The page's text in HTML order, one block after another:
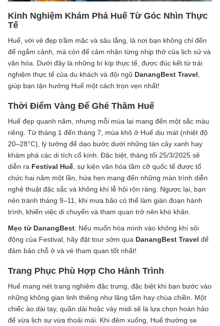
Kinh Nghiệm Khám Phá Huế Từ Góc Nhìn Thực
Tế
Huế, với vẻ đẹp trầm mặc và sâu lắng, là nơi bạn không chỉ đến
để ngắm cảnh, mà còn để cảm nhận từng nhịp thở của lịch sử và
văn hóa. Dưới đây là những bí kíp thực tế, được đúc kết từ trải
nghiệm thực tế của du khách và đội ngũ DanangBest Travel
giúp bạn tận hưởng Huế một cách trọn vẹn nhất!
Thời Điểm Vàng Để Ghé Thăm Huế
Huế đẹp quanh năm, nhưng mỗi mùa lại mang đến một sắc màu
riêng. Từ tháng 1 đến tháng 7, mùa khô ở Huế dịu mát (nhiệt độ
20–28°C), lý tưởng để dạo bước dưới những tán cây xanh hay
khám phá các di tích cổ kính. Đặc biệt, tháng tối 25/3/2025 sẽ
diễn ra Festival Huế , sự kiện văn hóa tầm cỡ quốc tế được tổ
chức hai năm một lần, hứa hẹn mang đến những màn trình diễn
nghệ thuật đặc sắc và không khí lễ hội rộn ràng. Ngược lại, bạn
nên tránh tháng 9–11, khi mưa bão có thể làm gián đoạn hành
trình, khiến việc di chuyển và tham quan trở nên khó khăn.
Mẹo từ DanangBest: Nếu muốn hòa mình vào không khí sôi
động của Festival, hãy đặt tour sớm qua DanangBest Travel để
đảm bảo chỗ ở và vé tham quan tốt nhất!
Trang Phục Phù Hợp Cho Hành Trình
Huế mang nét trang nghiêm đặc trưng, đặc biệt khi bạn bước vào
những không gian linh thiêng như lăng tẩm hay chùa chiền. Một
chiếc áo dài tay, quần dài hoặc váy midi sẽ là lựa chọn hoàn hảo
để vừa lịch sự vừa thoải mái. Khi đêm xuống, Huế thường se